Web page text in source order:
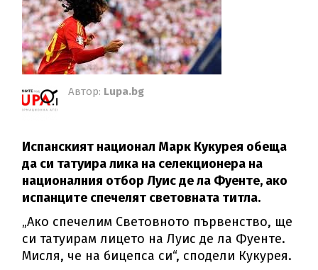
Автор: Lupa.bg
Испанският национал Марк Кукурея обеща
да си татуира лика на селекционера на
националния отбор Луис де ла Фуенте, ако
испанците спечелят световната титла.
„Ако спечелим Световното първенство, ще
си татуирам лицето на Луис де ла Фуенте.
Мисля, че на бицепса си“, сподели Кукурея.